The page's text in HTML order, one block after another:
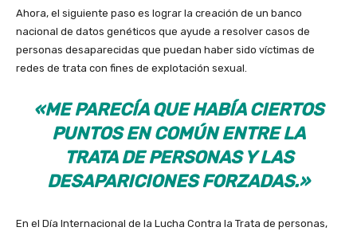
Ahora, el siguiente paso es lograr la creación de un banco
nacional de datos genéticos que ayude a resolver casos de
personas desaparecidas que puedan haber sido víctimas de
redes de trata con fines de explotación sexual.
«ME PARECÍA QUE HABÍA CIERTOS
PUNTOS EN COMÚN ENTRE LA
TRATA DE PERSONAS Y LAS
DESAPARICIONES FORZADAS.»
En el Día Internacional de la Lucha Contra la Trata de personas,